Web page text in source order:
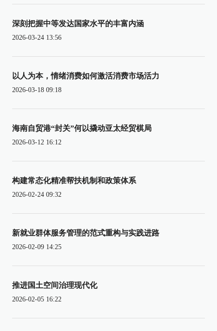
深刻把握中等发达国家水平的丰富内涵
2026-03-24 13:56
以人为本，情绪消费如何激活消费市场活力
2026-03-18 09:18
海南自贸港“封关”何以撬动亚太经贸棋局
2026-03-12 16:12
构建常态化精准帮扶机制和政策体系
2026-02-24 09:32
新就业群体服务管理的范式重构与实践进路
2026-02-09 14:25
推进国土空间治理现代化
2026-02-05 16:22